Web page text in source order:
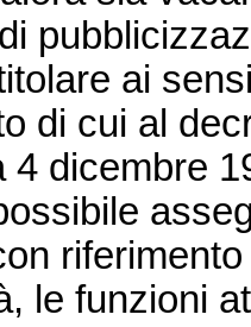
ai
di cui al
4 dicembre
le funzioni